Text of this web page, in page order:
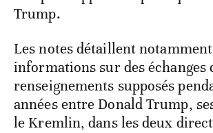
Trump.
Les notes détaillent
informations sur des échanges
renseignements supposés
années entre Donald Trump,
le Kremlin, dans les deux